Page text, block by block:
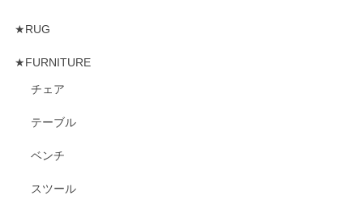
★RUG
★FURNITURE
チェア
テーブル
ベンチ
スツール